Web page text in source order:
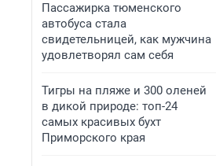
Пассажирка тюменского
автобуса стала
свидетельницей, как мужчина
удовлетворял сам себя
Тигры на пляже и 300 оленей
в дикой природе: топ-24
самых красивых бухт
Приморского края